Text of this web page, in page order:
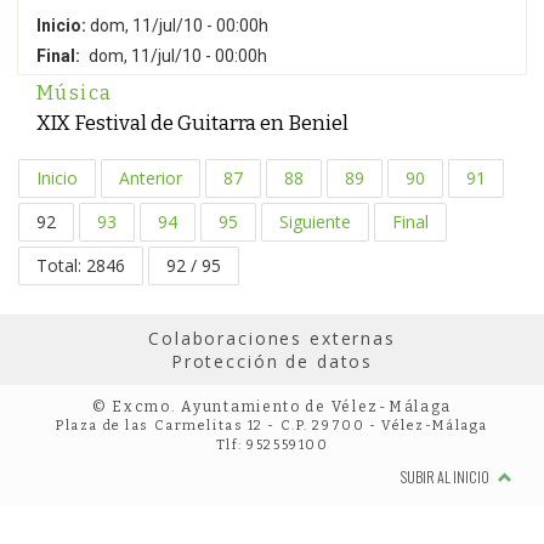
Inicio: dom, 11/jul/10 - 00:00h
Final: dom, 11/jul/10 - 00:00h
Música
XIX Festival de Guitarra en Beniel
Inicio Anterior 87 88 89 90
91
92
93 94 95 Siguiente
Final
Total: 2846
92 / 95
Colaboraciones externas
Protección de datos
© Excmo. Ayuntamiento de Vélez-Málaga
Plaza de las Carmelitas 12 - C.P. 29700 - Vélez-Málaga
Tlf: 952559100
SUBIR AL INICIO